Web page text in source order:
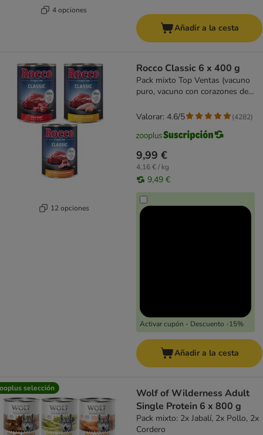
4 opciones
Añadir a la cesta
12 opciones
Rocco Classic 6 x 400 g
Pack mixto Top Ventas (vacuno
puro, vacuno con corazones de
9,99 €
4,16 € / kg
9,49 €
Activar cupón - Descuento -15%
Valorar: 4.6/5 (4282)
Añadir a la cesta
selección
Wolf of Wilderness Adult
Single Protein 6 x 800 g
Pack mixto: 2x Jabalí, 2x Pollo, 2x
Cordero